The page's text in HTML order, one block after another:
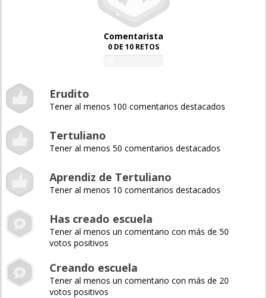
Comentarista
0 DE 10 RETOS
Erudito
Tener al menos 100 comentarios destacados
Tertuliano
Tener al menos 50 comentarios destacados
Aprendiz de Tertuliano
Tener al menos 10 comentarios destacados
Has creado escuela
Tener al menos un comentario con más de 50
votos positivos
Creando escuela
Tener al menos un comentario con más de 20
votos positivos